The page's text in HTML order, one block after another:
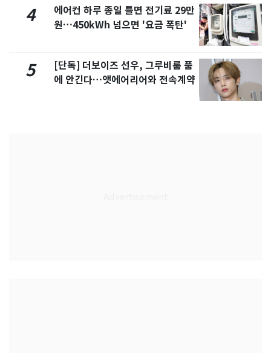
4
에어컨 하루 종일 틀면 전기료 29만
원…450kWh 넘으면 '요금 폭탄'
5
[단독] 더보이즈 선우, 그루비룸 품
에 안긴다…앳에어리어와 전속계약